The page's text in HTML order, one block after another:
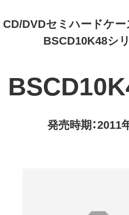
CD/DVDセミハードケ
BSCD10K48シ
発売時期：2011